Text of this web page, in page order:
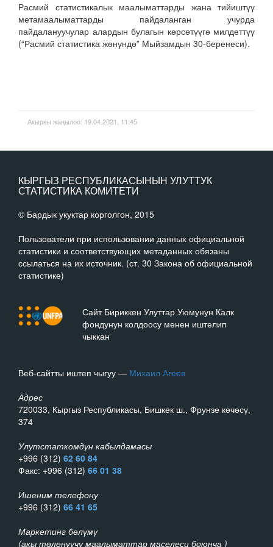
Расмий статистикалык маалыматтарды жана тийиштүү
метамаалыматтарды пайдаланган учурда
пайдалануучулар алардын булагын көрсөтүүгө милдеттүү
(“Расмий статистика жөнүндө” Мыйзамдын 30-беренеси).
Акыркы жаңылоо: 19.04.2021, 11:45
КЫРГЫЗ РЕСПУБЛИКАСЫНЫН УЛУТТУК
СТАТИСТИКА КОМИТЕТИ
© Бардык укуктар корголгон, 2015
Пользователи при использовании данных официальной
статистики и соответствующих метаданных обязаны
ссылаться на их источник. (ст. 30 Закона об официальной
статистике)
Сайт Бириккен Улуттар Уюмунун Калк
фондунун колдоосу менен иштелип
чыккан
Веб-сайтты иштеп чыгуу — Михаил Агеев
Адрес
720033, Кыргыз Республикасы, Бишкек ш., Фрунзе көчөсү,
374
Улутстаткомдун кабылдамасы
+996 (312) 62 60 84
Факс: +996 (312) 66 01 38
Ишеним телефону
+996 (312) 66 41 65
Маркетинг бөлүмү
(акы төлөнүүчү маалыматтар маселеси боюнча )